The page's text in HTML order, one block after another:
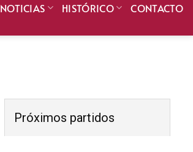
NOTICIAS HISTÓRICO CONTACTO
Próximos partidos